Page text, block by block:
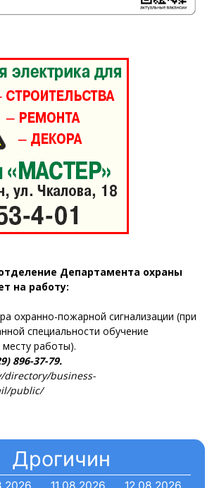
Департамента охраны
на работу:
охранно-пожарной сигнализации (при
специальности обучение
работы).
896-37-79.
directory/business-
public/
Дрогичин
11.08.2026
12.08.2026